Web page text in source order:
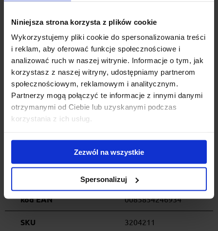
Niniejsza strona korzysta z plików cookie
Wykorzystujemy pliki cookie do spersonalizowania treści
i reklam, aby oferować funkcje społecznościowe i
analizować ruch w naszej witrynie. Informacje o tym, jak
korzystasz z naszej witryny, udostępniamy partnerom
społecznościowym, reklamowym i analitycznym.
Partnerzy mogą połączyć te informacje z innymi danymi
otrzymanymi od Ciebie lub uzyskanymi podczas
korzystania z ich usług.
Zezwól na wszystkie
Spersonalizuj
Lepsza widoczność dzięki elementom odblaskowym.
Specyfikacja
Wymiary 37 x 20 x 40 cm
Pojemność 25 l
Wodoodporność IPX4
16838-20889
kod EAN 0085854246934
SKU 3204211